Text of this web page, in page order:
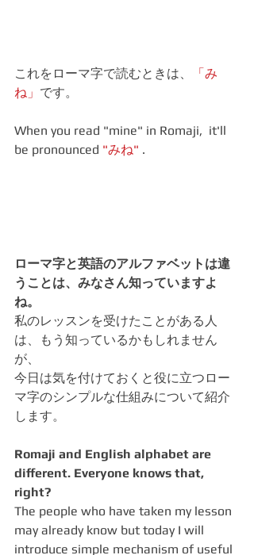
これをローマ字で読むときは、
「み
ね」 です。
When you read "mine" in Romaji,  it'll
be pronounced "みね" .
ローマ字と英語のアルファベットは違
うことは、みなさん知っていますよ
ね。
私のレッスンを受けたことがある人
は、もう知っているかもしれません
が、
今日は気を付けておくと役に立つロー
マ字のシンプルな仕組みについて紹介
します。
Romaji and English alphabet are
different. Everyone knows that,
right?
The people who have taken my lesson
may already know but today I will
introduce simple mechanism of useful